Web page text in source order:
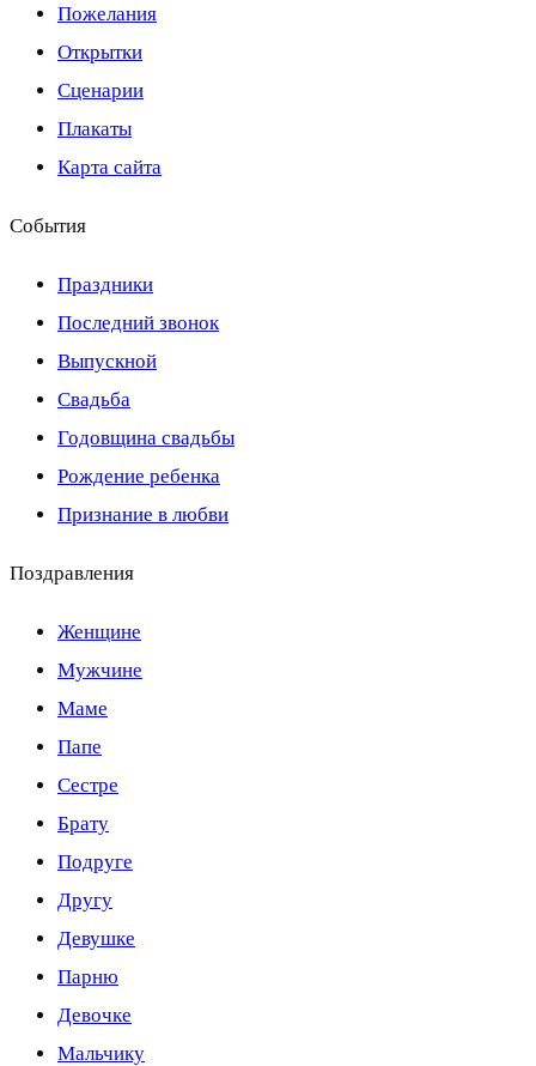
Пожелания
Открытки
Сценарии
Плакаты
Карта сайта
События
Праздники
Последний звонок
Выпускной
Свадьба
Годовщина свадьбы
Рождение ребенка
Признание в любви
Поздравления
Женщине
Мужчине
Маме
Папе
Сестре
Брату
Подруге
Другу
Девушке
Парню
Девочке
Мальчику